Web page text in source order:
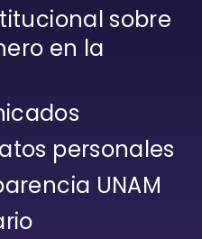
sobre
en la
personales
UNAM